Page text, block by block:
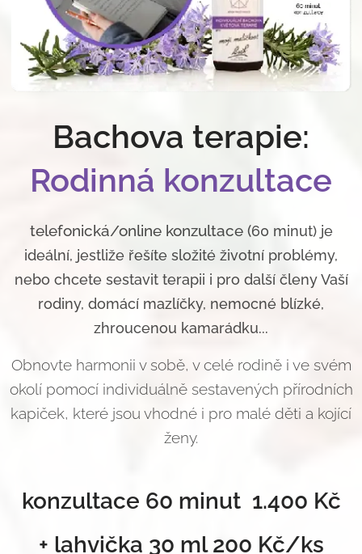
Bachova terapie:
Rodinná konzultace
telefonická/onlinekonzultace (60 minut)je
ideální, jestliže řešíte složité životní problémy,
nebo chcete sestavit terapii i pro další členy Vaší
rodiny, domácí mazlíčky, nemocné blízké,
zhroucenou kamarádku...
Obnovte harmonii v sobě, v celé rodině i ve svém
okolí pomocí individuálně sestavených přírodních
kapiček, které jsou vhodné i pro malé děti a kojící
ženy.
konzultace 60 minut 1.400 Kč
+ lahvička 30 ml 200 Kč/ks